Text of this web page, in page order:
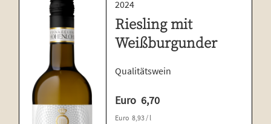
2024
Riesling mit
Weißburgunder
Qualitätswein
Euro 6,70
Euro 8,93/ l